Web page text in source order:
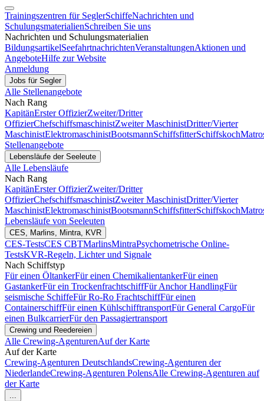
Trainingszentren für SeglerSchiffeNachrichten und
SchulungsmaterialienSchreiben Sie uns
Nachrichten und Schulungsmaterialien
BildungsartikelSeefahrtnachrichtenVeranstaltungenAktionen und
AngeboteHilfe zur Website
Anmeldung
Jobs für Segler
Alle Stellenangebote
Nach Rang
KapitänErster OffizierZweiter/Dritter
OffizierChefschiffsmaschinistZweiter MaschinistDritter/Vierter
MaschinistElektromaschinistBootsmannSchiffsfitterSchiffskoch
Stellenangebote
Lebensläufe der Seeleute
Alle Lebensläufe
Nach Rang
KapitänErster OffizierZweiter/Dritter
OffizierChefschiffsmaschinistZweiter MaschinistDritter/Vierter
MaschinistElektromaschinistBootsmannSchiffsfitterSchiffskoch
Lebensläufe von Seeleuten
CES, Marlins, Mintra, KVR
CES-TestsCES CBTMarlinsMintraPsychometrische Online-
TestsKVR-Regeln, Lichter und Signale
Nach Schiffstyp
Für einen ÖltankerFür einen ChemikalientankerFür einen
GastankerFür ein TrockenfrachtschiffFür Anchor HandlingFür
seismische SchiffeFür Ro-Ro FrachtschiffFür einen
ContainerschiffFür einen KühlschifftransportFür General CargoFür
einen BulkcarrierFür den Passagiertransport
Crewing und Reedereien
Alle Crewing-AgenturenAuf der Karte
Auf der Karte
Crewing-Agenturen DeutschlandsCrewing-Agenturen der
NiederlandeCrewing-Agenturen PolensAlle Crewing-Agenturen auf
der Karte
...